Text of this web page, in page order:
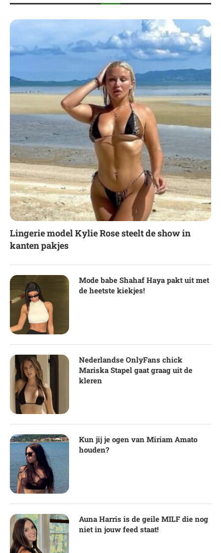
Lingerie model Kylie Rose steelt de show in
kanten pakjes
Mode babe Shahaf Haya pakt uit met
de heetste kiekjes!
Nederlandse OnlyFans chick
Mariska Stapel gaat graag uit de
kleren
Kun jij je ogen van Miriam Amato
houden?
Auna Harris is de geile MILF die nog
niet in jouw feed staat!